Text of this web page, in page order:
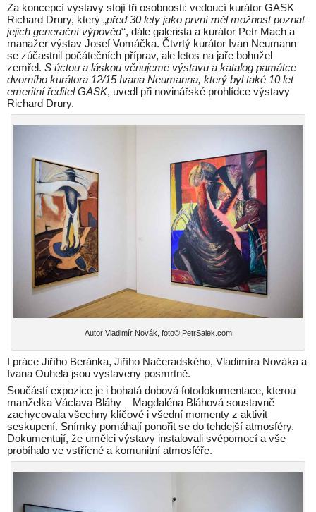
Za koncepcí výstavy stojí tři osobnosti: vedoucí kurátor GASK
Richard Drury, který „před 30 lety jako první měl možnost poznat
jejich generační výpověď“, dále galerista a kurátor Petr Mach a
manažer výstav Josef Vomáčka. Čtvrtý kurátor Ivan Neumann
se zúčastnil počátečních příprav, ale letos na jaře bohužel
zemřel. S úctou a láskou věnujeme výstavu a katalog památce
dvorního kurátora 12/15 Ivana Neumanna, který byl také 10 let
emeritní ředitel GASK, uvedl při novinářské prohlídce výstavy
Richard Drury.
Autor Vladimír Novák, foto© PetrSalek.com
I práce Jiřího Beránka, Jiřího Načeradského, Vladimíra Nováka a
Ivana Ouhela jsou vystaveny posmrtně.
Součástí expozice je i bohatá dobová fotodokumentace, kterou
manželka Václava Bláhy – Magdaléna Bláhová soustavně
zachycovala všechny klíčové i všední momenty z aktivit
seskupení. Snímky pomáhají ponořit se do tehdejší atmosféry.
Dokumentují, že umělci výstavy instalovali svépomocí a vše
probíhalo ve vstřícné a komunitní atmosféře.